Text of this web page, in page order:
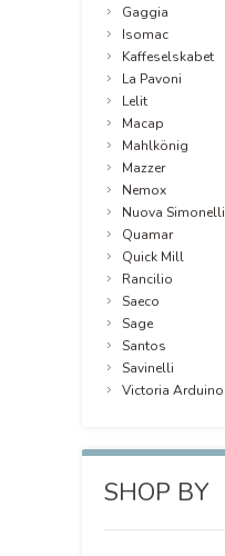
Gaggia
Isomac
Kaffeselskabet
La Pavoni
Lelit
Macap
Mahlkönig
Mazzer
Nemox
Nuova Simonelli
Quamar
Quick Mill
Rancilio
Saeco
Sage
Santos
Savinelli
Victoria Arduino
SHOP BY